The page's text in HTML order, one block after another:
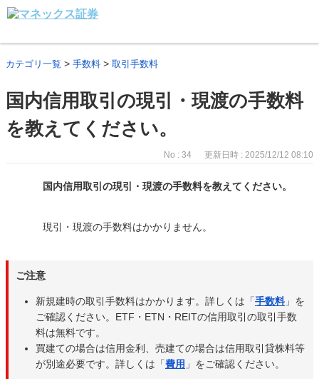
カテゴリ一覧 > 手数料 > 取引手数料
国内信用取引の現引・現渡の手数料
を教えてください。
No : 34 更新日時 : 2025/12/12 08:10
国内信用取引の現引・現渡の手数料を教えてください。
現引・現渡の手数料はかかりません。
ご注意
新規建時の取引手数料はかかります。詳しくは「手数料」を
ご確認ください。ETF・ETN・REITの信用取引の取引手数
料は無料です。
買建ての場合は信用金利、売建ての場合は信用取引貸株料等
が別途必要です。詳しくは「費用 」をご確認ください。